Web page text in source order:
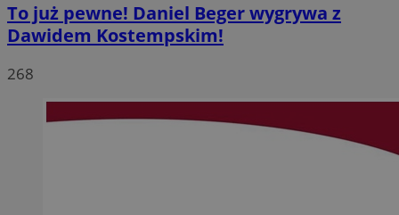
To już pewne! Daniel Beger wygrywa z
Dawidem Kostempskim!
268